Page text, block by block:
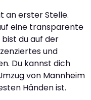
an erster Stelle.
eine transparente
du auf der
und
Du kannst dich
von Mannheim
Händen ist.